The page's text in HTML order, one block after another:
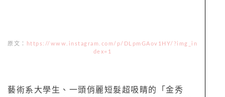
原文：
https://www.instagram.com/p/DLpmGAov1HY/?img_in
dex=1
藝術系大學生、一頭俏麗短髮超吸睛的「金秀